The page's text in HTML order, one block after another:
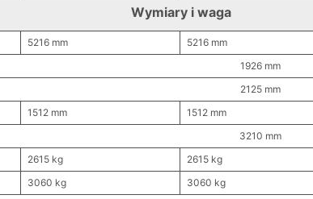
Wymiary i waga
5216 mm 5216 mm
1926 mm
2125 mm
1512 mm 1512 mm
3210 mm
2615 kg 2615 kg
3060 kg 3060 kg